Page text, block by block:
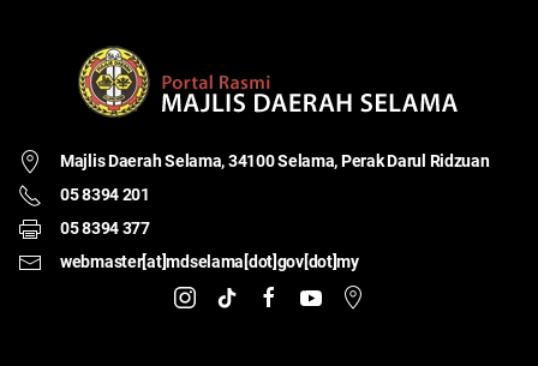
Majlis Daerah Selama,34100 Selama, Perak Darul Ridzuan
05 8394 201
05 8394 377
webmaster[at]mdselama[dot]gov[dot]my